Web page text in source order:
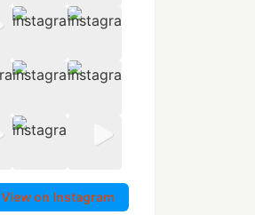
View on Instagram